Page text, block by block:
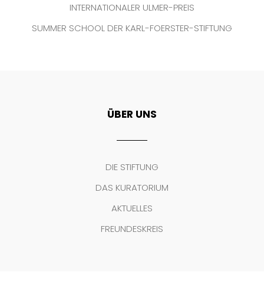
INTERNATIONALER ULMER-PREIS
SUMMER SCHOOL DER KARL-FOERSTER-STIFTUNG
ÜBER UNS
DIE STIFTUNG
DAS KURATORIUM
AKTUELLES
FREUNDESKREIS